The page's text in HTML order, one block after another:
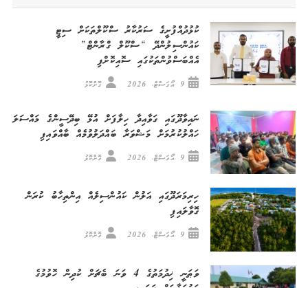
ކުޅުދުއްފުށީގެ ސަރުކާރު ސްކޫލްތަކަށް ސިޓީ
ކައުންސިލުންދޭ “ސްކޫލް ގްރާންޓް”
އެއްބަސްވުންތަކުގައި ސޮއިކޮށްފި
9 އޯގަސްޓް، 2026 ގޮށްކޮޅު
ނައިވާދޫގައި ގަވާއިދާ ހިލާފަށް އުޅޭ ބިދޭސީންގެ މައްސަލަ
ހައްލުކުރުމަށް މަޝްވަރާ ބައްދަލުވުމެއް ބާއްވައިފި
9 އޯގަސްޓް، 2026 ގޮށްކޮޅު
ހިރިމަރަދޫގައި އަލުން ކައުންސިލެއް އިންތިހާބު ކުރަން
ގޮވާލައިފި
9 އޯގަސްޓް، 2026 ގޮށްކޮޅު
ވަޠަނީ ޚިދުމަތުގެ 4 ވަނަ ބެޗަށް ކުދިން ހޮވުމުގެ